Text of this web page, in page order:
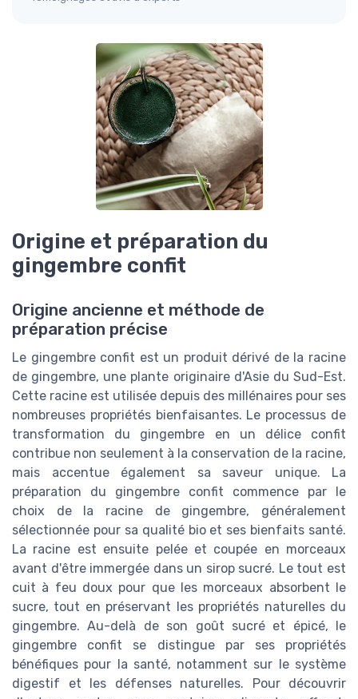
Origine et préparation du
gingembre confit
Origine ancienne et méthode de
préparation précise
Le gingembre confit est un produit dérivé de la racine
de gingembre, une plante originaire d'Asie du Sud-Est.
Cette racine est utilisée depuis des millénaires pour ses
nombreuses propriétés bienfaisantes. Le processus de
transformation du gingembre en un délice confit
contribue non seulement à la conservation de la racine,
mais accentue également sa saveur unique. La
préparation du gingembre confit commence par le
choix de la racine de gingembre, généralement
sélectionnée pour sa qualité bio et ses bienfaits santé.
La racine est ensuite pelée et coupée en morceaux
avant d'être immergée dans un sirop sucré. Le tout est
cuit à feu doux pour que les morceaux absorbent le
sucre, tout en préservant les propriétés naturelles du
gingembre. Au-delà de son goût sucré et épicé, le
gingembre confit se distingue par ses propriétés
bénéfiques pour la santé, notamment sur le système
digestif et les défenses naturelles. Pour découvrir